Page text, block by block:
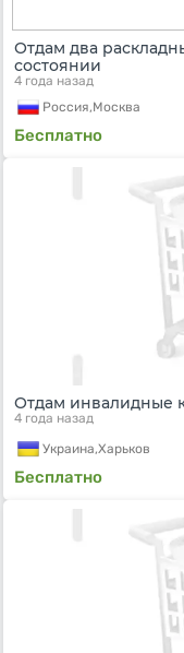
Отдам два
состоянии
4 года назад
Россия,Москва
Бесплатно
Отдам инвалидные
4 года назад
Украина,Харьков
Бесплатно